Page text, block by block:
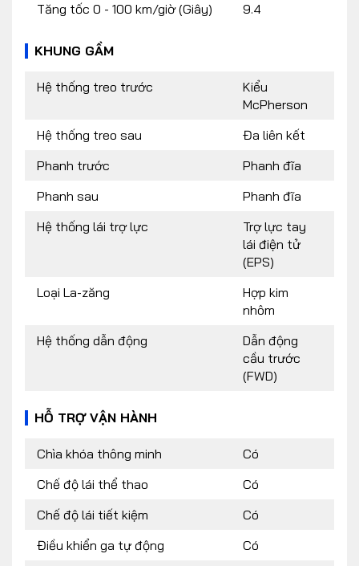
Tăng tốc 0 - 100 km/giờ (Giây)
9.4
KHUNG GẦM
Hệ thống treo trước
Kiểu
McPherson
Hệ thống treo sau
Đa liên kết
Phanh trước
Phanh đĩa
Phanh sau
Phanh đĩa
Hệ thống lái trợ lực
Trợ lực tay
lái điện tử
(EPS)
Loại La-zăng
Hợp kim
nhôm
Hệ thống dẫn động
Dẫn động
cầu trước
(FWD)
HỖ TRỢ VẬN HÀNH
Chìa khóa thông minh
Có
Chế độ lái thể thao
Có
Chế độ lái tiết kiệm
Có
Điều khiển ga tự động
Có